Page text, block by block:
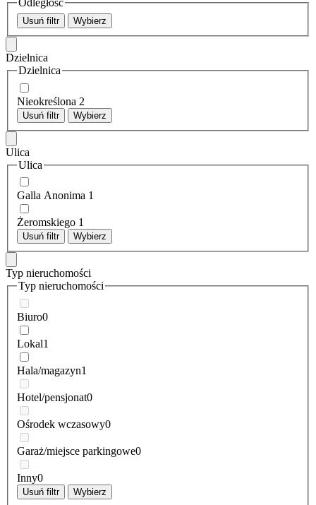
Odległość
Usuń filtr Wybierz
Dzielnica
Dzielnica
Nieokreślona 2
Usuń filtr Wybierz
Ulica
Ulica
Galla Anonima 1
Żeromskiego 1
Usuń filtr Wybierz
Typ nieruchomości
Typ nieruchomości
Biuro0
Lokal1
Hala/magazyn1
Hotel/pensjonat0
Ośrodek wczasowy0
Garaż/miejsce parkingowe0
Inny0
Usuń filtr Wybierz